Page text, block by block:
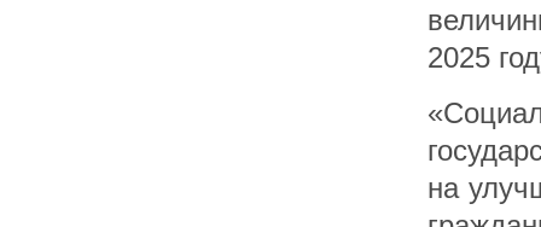
2025
на